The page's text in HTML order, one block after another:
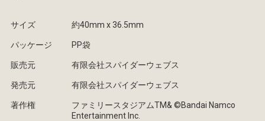
サイズ 約40mm x 36.5mm
パッケージ PP袋
販売元 有限会社スパイダーウェブス
発売元 有限会社スパイダーウェブス
著作権
ファミリースタジアムTM& ©Bandai Namco
Entertainment Inc.